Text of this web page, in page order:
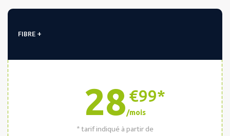
FIBRE +
28 €99*
/mois
* tarif indiqué à partir de